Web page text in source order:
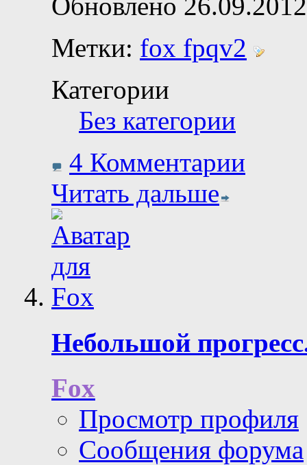
Обновлено
Метки: fox fpqv2
Категории
Без категории
4 Комментарии
Читать дальше
Небольшой
Fox
Просмотр профиля
Сообщения форума